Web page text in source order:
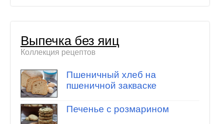
Выпечка без яиц
Коллекция рецептов
Пшеничный хлеб на
пшеничной закваске
Печенье с розмарином